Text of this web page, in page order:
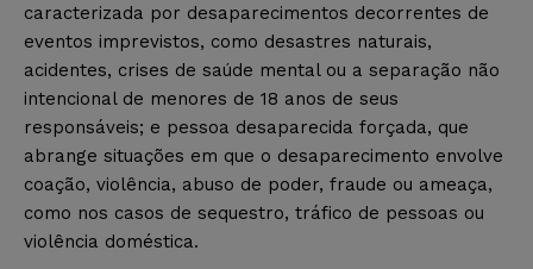
caracterizada por desaparecimentos decorrentes de
eventos imprevistos, como desastres naturais,
acidentes, crises de saúde mental ou a separação não
intencional de menores de 18 anos de seus
responsáveis; e pessoa desaparecida forçada, que
abrange situações em que o desaparecimento envolve
coação, violência, abuso de poder, fraude ou ameaça,
como nos casos de sequestro, tráfico de pessoas ou
violência doméstica.